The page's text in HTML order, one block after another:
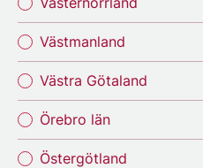
Västmanland
Västra Götaland
Örebro län
Östergötland